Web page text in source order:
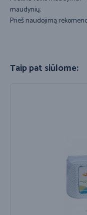
maudynių;
Prieš naudojimą
Taip pat siūlome: